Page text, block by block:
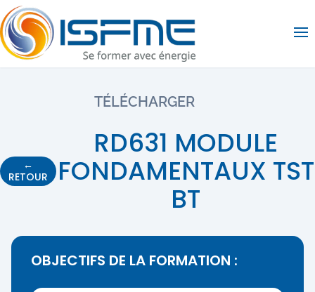
TÉLÉCHARGER
←
RETOUR
RD631 MODULE
FONDAMENTAUX TST
BT
OBJECTIFS DE LA FORMATION :